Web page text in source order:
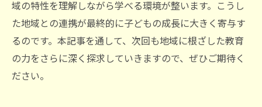
域の特性を理解しながら学べる環境が整います。こうし
た地域との連携が最終的に子どもの成長に大きく寄与す
るのです。本記事を通して、次回も地域に根ざした教育
の力をさらに深く探求していきますので、ぜひご期待く
ださい。